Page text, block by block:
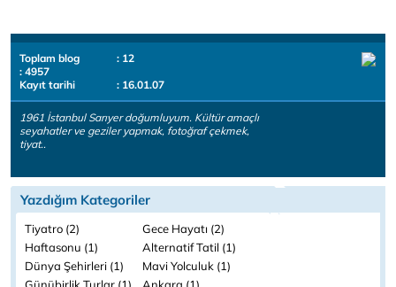
Toplam blog
: 12
: 4957
Kayıt tarihi
: 16.01.07
1961 İstanbul Sarıyer doğumluyum. Kültür amaçlı
seyahatler ve geziler yapmak, fotoğraf çekmek,
tiyat..
Yazdığım Kategoriler
Tiyatro (2)
Gece Hayatı (2)
Haftasonu (1)
Alternatif Tatil (1)
Dünya Şehirleri (1)
Mavi Yolculuk (1)